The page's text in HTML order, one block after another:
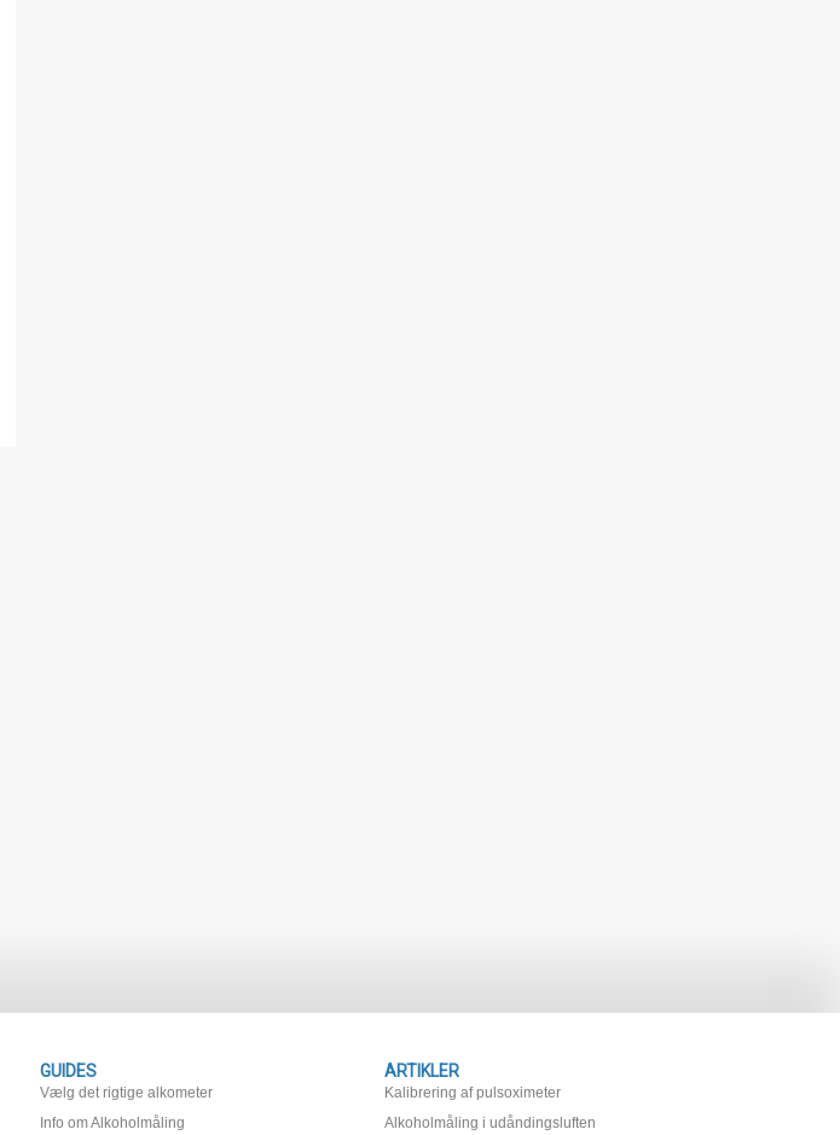
GUIDES
Vælg det rigtige alkometer
Info om Alkoholmåling
ARTIKLER
Kalibrering af pulsoximeter
Alkoholmåling i udåndingsluften